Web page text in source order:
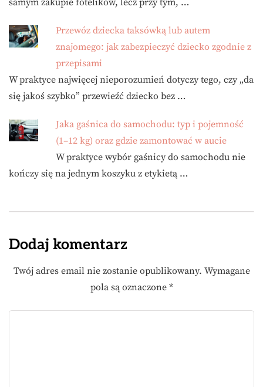
samym zakupie fotelików, lecz przy tym, …
Przewóz dziecka taksówką lub autem
znajomego: jak zabezpieczyć dziecko zgodnie z
przepisami
W praktyce najwięcej nieporozumień dotyczy tego, czy „da
się jakoś szybko” przewieźć dziecko bez …
Jaka gaśnica do samochodu: typ i pojemność
(1–12 kg) oraz gdzie zamontować w aucie
W praktyce wybór gaśnicy do samochodu nie
kończy się na jednym koszyku z etykietą …
Dodaj komentarz
Twój adres email nie zostanie opublikowany. Wymagane
pola są oznaczone *